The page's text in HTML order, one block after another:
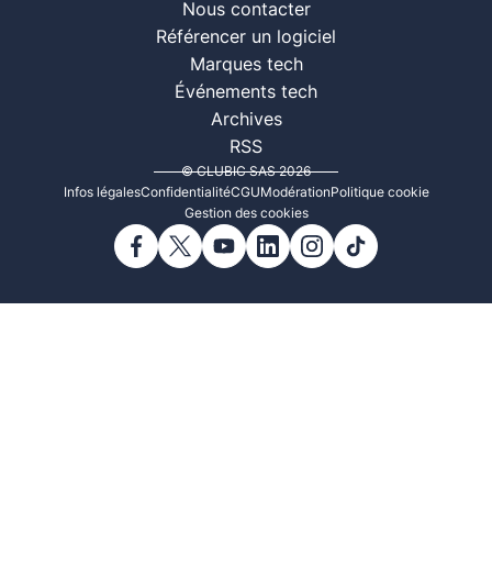
Nous contacter
Référencer un logiciel
Marques tech
Événements tech
Archives
RSS
© CLUBIC SAS 2026
Infos légalesConfidentialitéCGUModérationPolitique cookie
Gestion des cookies